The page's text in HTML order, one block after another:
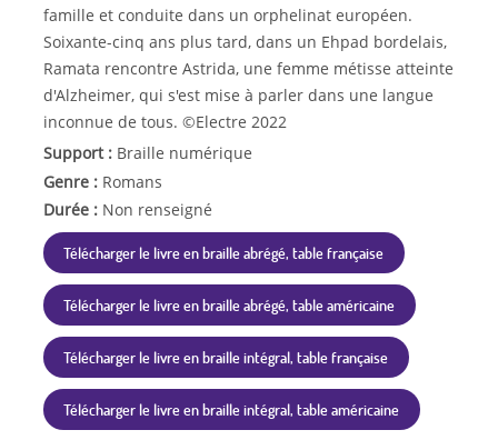
famille et conduite dans un orphelinat européen.
Soixante-cinq ans plus tard, dans un Ehpad bordelais,
Ramata rencontre Astrida, une femme métisse atteinte
d'Alzheimer, qui s'est mise à parler dans une langue
inconnue de tous. ©Electre 2022
Support : Braille numérique
Genre : Romans
Durée : Non renseigné
Télécharger le livre en braille abrégé, table française
Télécharger le livre en braille abrégé, table américaine
Télécharger le livre en braille intégral, table française
Télécharger le livre en braille intégral, table américaine